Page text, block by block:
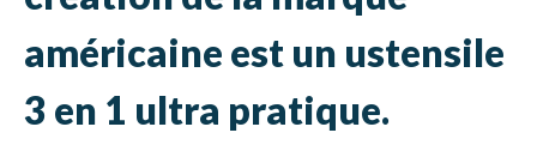
américaine est un ustensile
3 en 1 ultra pratique.